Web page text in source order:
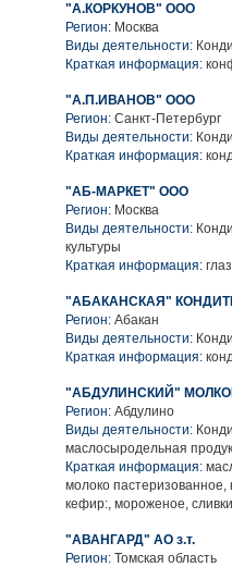
"А.КОРКУНОВ" ООО
Регион: Москва
Виды деятельности:
Краткая информация:
"А.П.ИВАНОВ" ООО
Регион: Санкт-Петербург
Виды деятельности:
Краткая информация:
"АБ-МАРКЕТ" ООО
Регион: Москва
Виды деятельности:
культуры
Краткая информация:
"АБАКАНСКАЯ"
Регион: Абакан
Виды деятельности:
Краткая информация:
"АБДУЛИНСКИЙ"
Регион: Абдулино
Виды деятельности:
маслосыродельная
Краткая информация:
молоко
кефир:, мороженое,
"АВАНГАРД" АО з.т.
Регион: Томская область